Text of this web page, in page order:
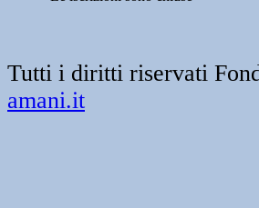
Tutti i diritti riservati
amani.it